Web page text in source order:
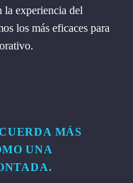
la experiencia del
los más eficaces para
MÁS
UNA